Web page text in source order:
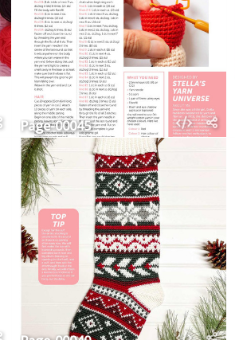
Page-00045